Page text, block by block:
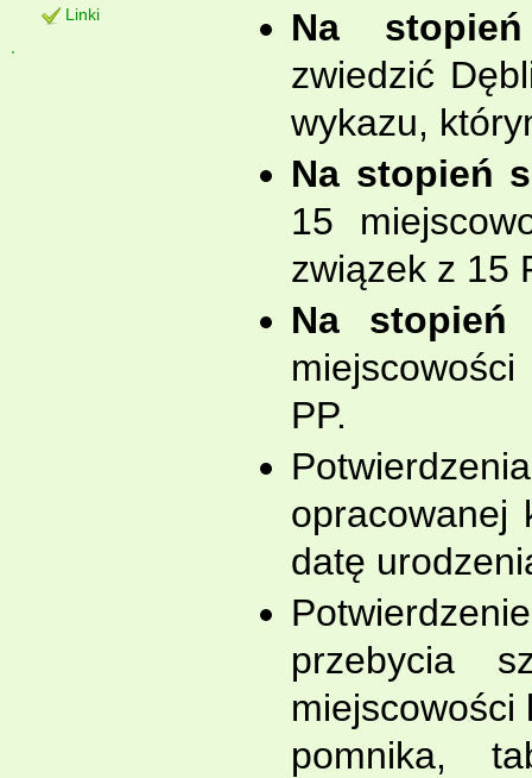
Linki
Na
zwiedzić
wykazu,
Na stopień
15
związek z 15
Na stopień
PP.
opracowanej
datę
przebycia
pomnika,